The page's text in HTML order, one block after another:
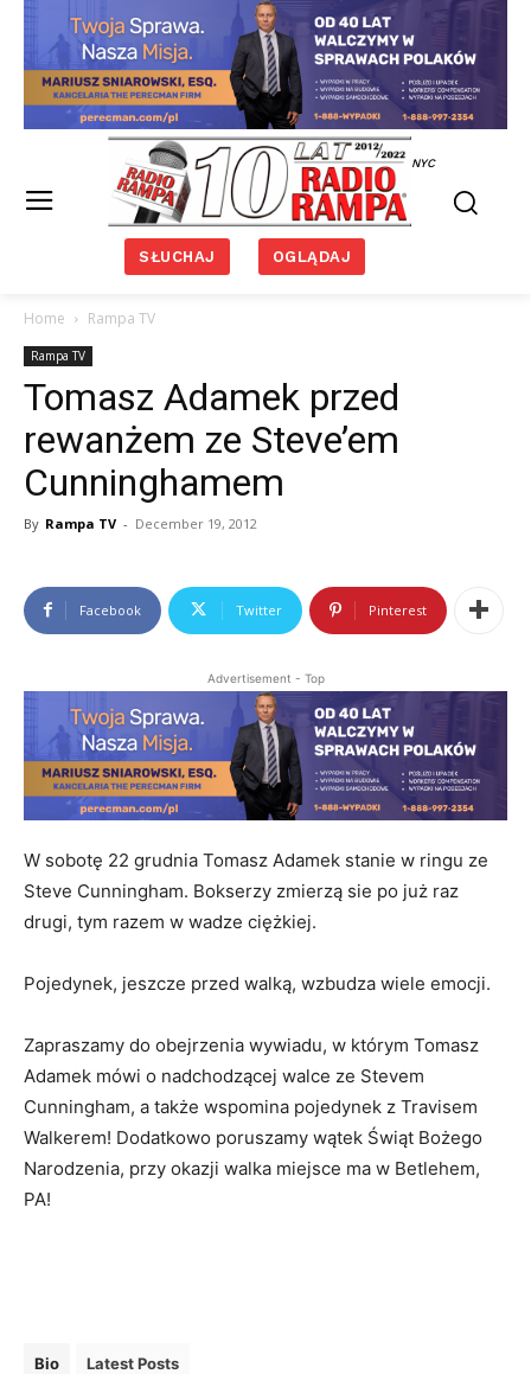
NYC
SŁUCHAJ OGLĄDAJ
Home Rampa TV
Rampa TV
Tomasz Adamek przed
rewanżem ze Steve’em
Cunninghamem
By Rampa TV - December 19, 2012
Facebook Twitter Pinterest
Advertisement - Top
W sobotę 22 grudnia Tomasz Adamek stanie w ringu ze
Steve Cunningham. Bokserzy zmierzą sie po już raz
drugi, tym razem w wadze ciężkiej.
Pojedynek, jeszcze przed walką, wzbudza wiele emocji.
Zapraszamy do obejrzenia wywiadu, w którym Tomasz
Adamek mówi o nadchodzącej walce ze Stevem
Cunningham, a także wspomina pojedynek z Travisem
Walkerem! Dodatkowo poruszamy wątek Świąt Bożego
Narodzenia, przy okazji walka miejsce ma w Betlehem,
PA!
Bio Latest Posts